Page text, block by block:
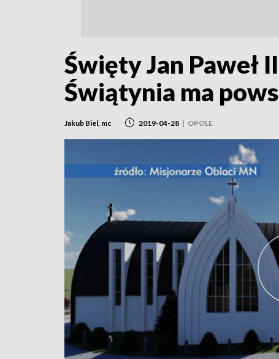
Święty Jan Paweł
Świątynia ma
Jakub Biel, mc 2019-04-28 | OPOLE